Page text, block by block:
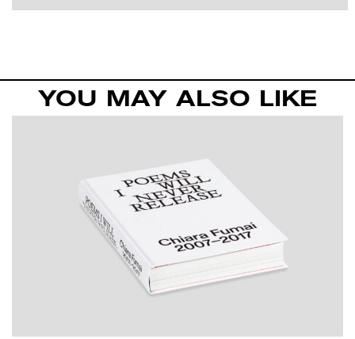
YOU MAY ALSO LIKE